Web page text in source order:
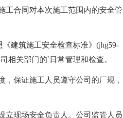
合同对本次施工范围内的安全管
建筑施工安全检查标准》(jhg59-
相关部门的`日常管理和检查。
保证施工人员遵守公司的厂规，
现场安全负责人。公司监管人员